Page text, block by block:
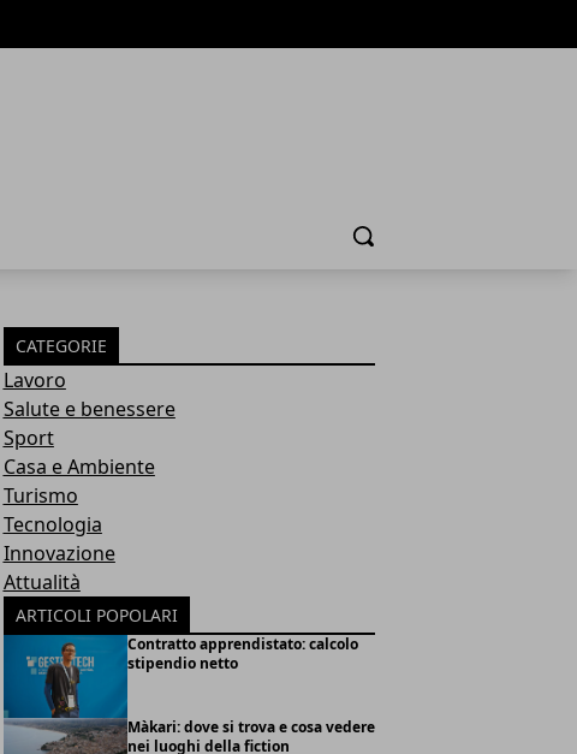
Cerca
CATEGORIE
Lavoro
Salute e benessere
Sport
Casa e Ambiente
Turismo
Tecnologia
Innovazione
Attualità
ARTICOLI POPOLARI
Contratto apprendistato: calcolo
stipendio netto
Màkari: dove si trova e cosa vedere
nei luoghi della fiction